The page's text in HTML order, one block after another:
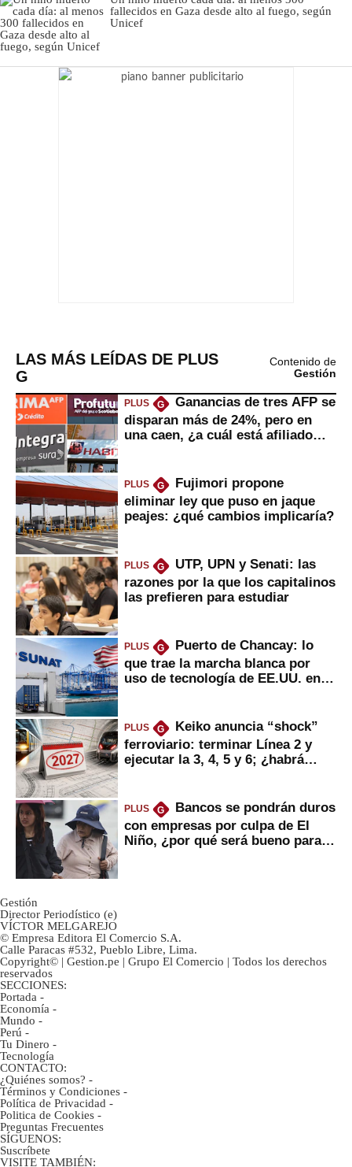
fallecidos en Gaza desde alto al fuego, según
Unicef
LAS MÁS LEÍDAS DE PLUS
G
Contenido de
Gestión
PLUS G
Ganancias de tres AFP se
disparan más de 24%, pero en
una caen, ¿a cuál está afiliado
PLUS G
Fujimori propone
eliminar ley que puso en jaque
peajes: ¿qué cambios implicaría?
PLUS G
UTP, UPN y Senati: las
razones por la que los capitalinos
las prefieren para estudiar
PLUS G
Puerto de Chancay: lo
que trae la marcha blanca por
uso de tecnología de EE.UU. en
PLUS G
Keiko anuncia “shock”
ferroviario: terminar Línea 2 y
ejecutar la 3, 4, 5 y 6; ¿habrá
PLUS G
Bancos se pondrán duros
con empresas por culpa de El
Niño, ¿por qué será bueno para
Gestión
Director Periodístico (e)
VÍCTOR MELGAREJO
© Empresa Editora El Comercio S.A.
Calle Paracas #532, Pueblo Libre, Lima.
Copyright© | Gestion.pe | Grupo El Comercio | Todos los derechos
reservados
SECCIONES:
Portada -
Economía -
Mundo -
Perú -
Tu Dinero -
Tecnología
CONTACTO:
¿Quiénes somos? -
Términos y Condiciones -
Política de Privacidad -
Politica de Cookies -
Preguntas Frecuentes
SÍGUENOS:
Suscríbete
VISITE TAMBIÉN: